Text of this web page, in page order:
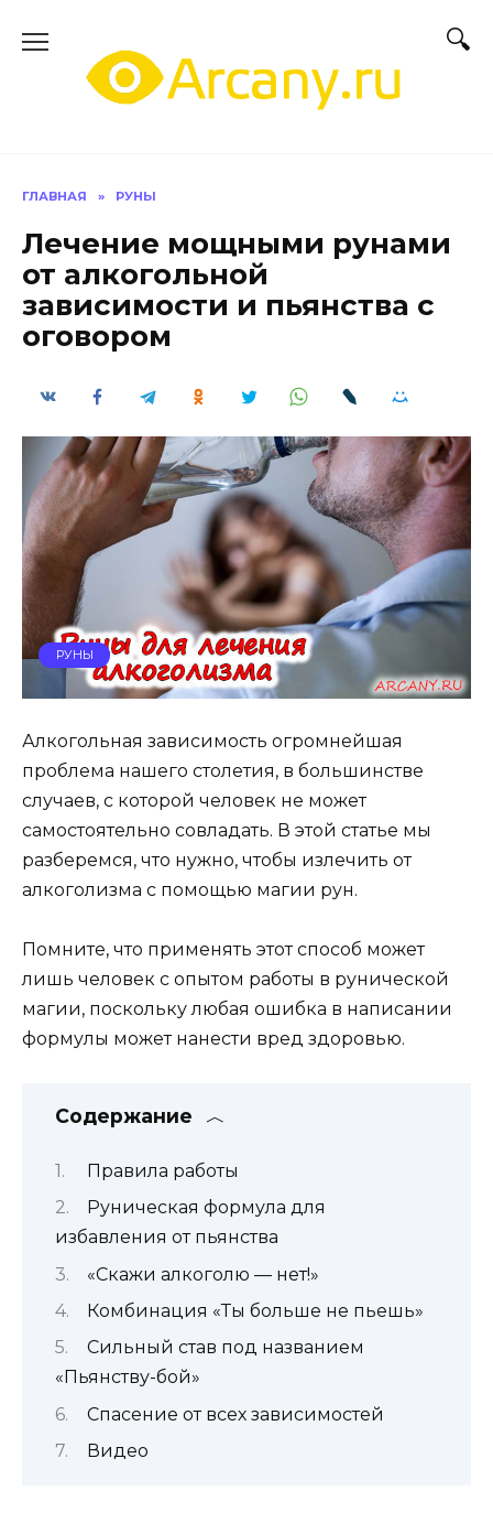
содержанию
ГЛАВНАЯ » РУНЫ
Лечение мощными рунами
от алкогольной
зависимости и пьянства с
оговором
РУНЫ
Алкогольная зависимость огромнейшая
проблема нашего столетия, в большинстве
случаев, с которой человек не может
самостоятельно совладать. В этой статье мы
разберемся, что нужно, чтобы излечить от
алкоголизма с помощью магии рун.
Помните, что применять этот способ может
лишь человек с опытом работы в рунической
магии, поскольку любая ошибка в написании
формулы может нанести вред здоровью.
Содержание
Правила работы
Руническая формула для
избавления от пьянства
«Скажи алкоголю — нет!»
Комбинация «Ты больше не пьешь»
Сильный став под названием
«Пьянству-бой»
Спасение от всех зависимостей
Видео